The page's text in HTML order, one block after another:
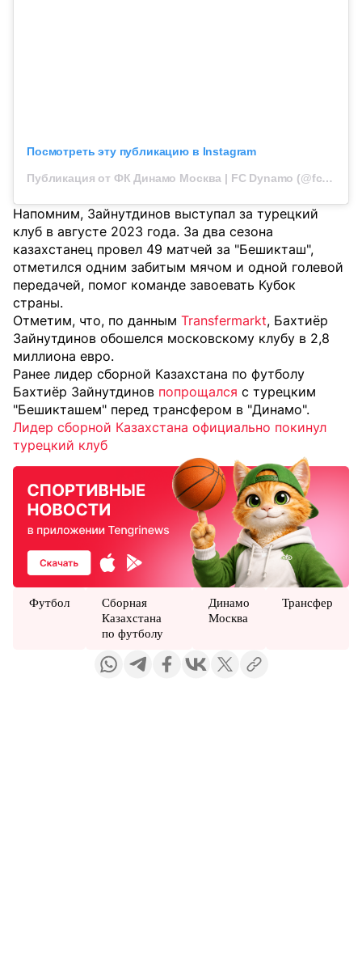
Посмотреть эту публикацию в Instagram
Публикация от ФК Динамо Москва | FC Dynamo (@fcdynamo)
Напомним, Зайнутдинов выступал за турецкий
клуб в августе 2023 года. За два сезона
казахстанец провел 49 матчей за "Бешикташ",
отметился одним забитым мячом и одной голевой
передачей, помог команде завоевать Кубок
страны.
Отметим, что, по данным Transfermarkt, Бахтиёр
Зайнутдинов обошелся московскому клубу в 2,8
миллиона евро.
Ранее лидер сборной Казахстана по футболу
Бахтиёр Зайнутдинов попрощался с турецким
"Бешикташем" перед трансфером в "Динамо".
Лидер сборной Казахстана официально покинул
турецкий клуб
Футбол
Сборная
Казахстана
по футболу
Динамо
Москва
Трансфер